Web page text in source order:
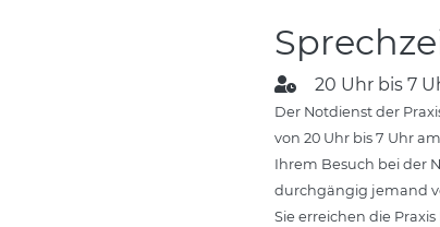
20 Uhr bis 7
Der Notdienst der
von 20 Uhr bis 7 Uhr
Ihrem Besuch bei der
durchgängig jemand
Sie erreichen die